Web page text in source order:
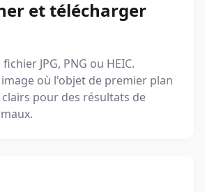
et télécharger
JPG, PNG ou HEIC.
image où l'objet de premier plan
pour des résultats de